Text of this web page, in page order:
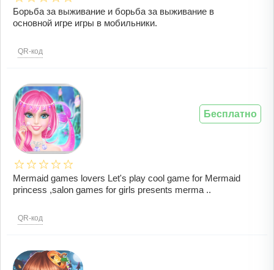
Борьба за выживание и борьба за выживание в
основной игре игры в мобильники.
QR-код
Mermaid games lovers Let's play cool game for Mermaid
princess ,salon games for girls presents merma ..
QR-код
Бесплатно